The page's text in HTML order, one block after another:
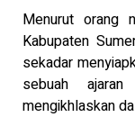
Menurut orang
Kabupaten
sekadar
sebuah
mengikhlaskan